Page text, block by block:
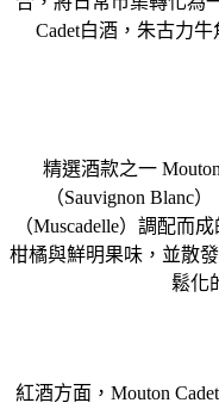
Cadet白酒，朱古力
精選酒款之一
（Sauvignon Blanc
（Muscadelle）調配而
柑橘與鮮明果味，並散
鬆化
紅酒方面，Mouton